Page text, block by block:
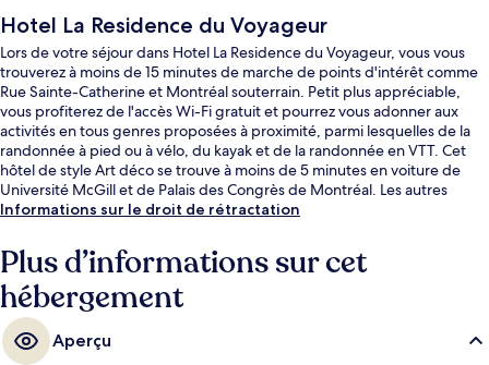
Hotel La Residence du Voyageur
Lors de votre séjour dans Hotel La Residence du Voyageur, vous vous
trouverez à moins de 15 minutes de marche de points d'intérêt comme
Rue Sainte-Catherine et Montréal souterrain. Petit plus appréciable,
vous profiterez de l'accès Wi-Fi gratuit et pourrez vous adonner aux
activités en tous genres proposées à proximité, parmi lesquelles de la
randonnée à pied ou à vélo, du kayak et de la randonnée en VTT. Cet
hôtel de style Art déco se trouve à moins de 5 minutes en voiture de
Université McGill et de Palais des Congrès de Montréal. Les autres
voyageurs ne tarissent pas d'éloges en ce qui concerne la présentation
transports publics : Station de métro Sherbrooke se trouve à 4 min et
Station de métro Berri-UQAM, à 8 min.
Informations sur le droit de rétractation
Plus d’informations sur cet
hébergement
Aperçu